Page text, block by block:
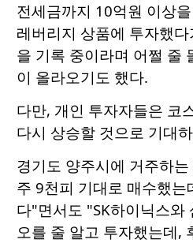
전세금까지 10억원 이상
레버리지 상품에 투자했
을 기록 중이라며 어쩔 줄
이 올라오기도 했다.
다만, 개인 투자자들은 코
다시 상승할 것으로 기대
경기도 양주시에 거주하
주 9천피 기대로 매수했는
다"면서도 "SK하이닉스와
오를 줄 알고 투자했는데,